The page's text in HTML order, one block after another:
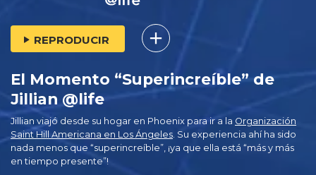
REPRODUCIR
El Momento “Superincreíble” de
Jillian @life
Jillian viajó desde su hogar en Phoenix para ir a la Organización
Saint Hill Americana en Los Ángeles. Su experiencia ahí ha sido
nada menos que “superincreíble”, ¡ya que ella está “más y más
en tiempo presente”!